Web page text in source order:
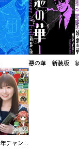
悪の華 新装版
週刊少年チャンピオン